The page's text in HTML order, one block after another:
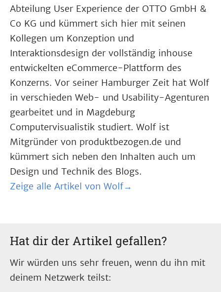
Abteilung User Experience der OTTO GmbH &
Co KG und kümmert sich hier mit seinen
Kollegen um Konzeption und
Interaktionsdesign der vollständig inhouse
entwickelten eCommerce-Plattform des
Konzerns. Vor seiner Hamburger Zeit hat Wolf
in verschieden Web- und Usability-Agenturen
gearbeitet und in Magdeburg
Computervisualistik studiert. Wolf ist
Mitgründer von produktbezogen.de und
kümmert sich neben den Inhalten auch um
Design und Technik des Blogs.
Zeige alle Artikel von Wolf→
Hat dir der Artikel gefallen?
Wir würden uns sehr freuen, wenn du ihn mit
deinem Netzwerk teilst: